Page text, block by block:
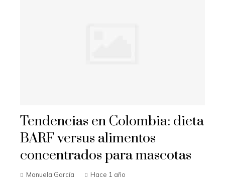
Tendencias en Colombia: dieta
BARF versus alimentos
concentrados para mascotas
Manuela García Hace 1 año